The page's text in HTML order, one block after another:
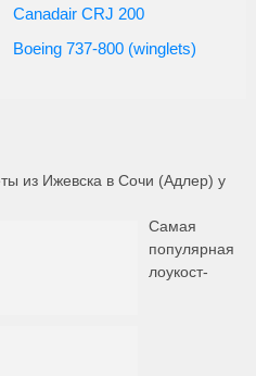
Canadair CRJ 200
Boeing 737-800 (winglets)
из Ижевска в Сочи (Адлер) у
Самая
популярная
лоукост-